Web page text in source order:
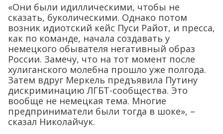
«Они были идиллическими, чтобы не
сказать, буколическими. Однако потом
возник идиотский кейс Пуси Райот, и пресса,
как по команде, начала создавать у
немецкого обывателя негативный образ
России. Замечу, что на тот момент после
хулиганского молебна прошло уже полгода.
Затем вдруг Меркель предъявила Путину
дискриминацию ЛГБТ-сообщества. Это
вообще не немецкая тема. Многие
предприниматели были тогда в шоке», –
сказал Николайчук.